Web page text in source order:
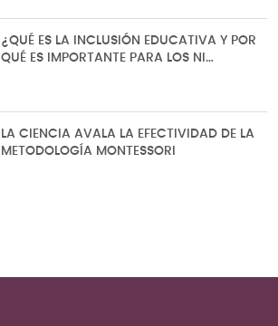
¿QUÉ ES LA INCLUSIÓN EDUCATIVA Y POR
QUÉ ES IMPORTANTE PARA LOS NI…
LA CIENCIA AVALA LA EFECTIVIDAD DE LA
METODOLOGÍA MONTESSORI